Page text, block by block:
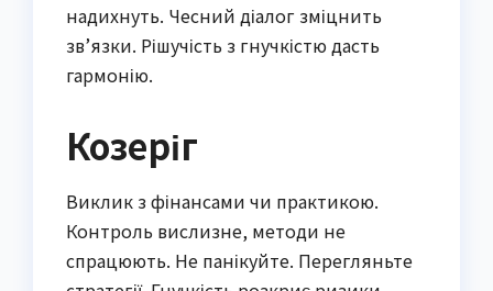
надихнуть. Чесний діалог зміцнить
зв’язки. Рішучість з гнучкістю дасть
гармонію.
Козеріг
Виклик з фінансами чи практикою.
Контроль вислизне, методи не
спрацюють. Не панікуйте. Перегляньте